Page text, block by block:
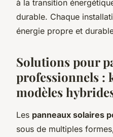
à la transition
durable. Chaque
énergie propre et
Solutions pour
professionnels :
modèles
Les panneaux solaires
sous de multiples